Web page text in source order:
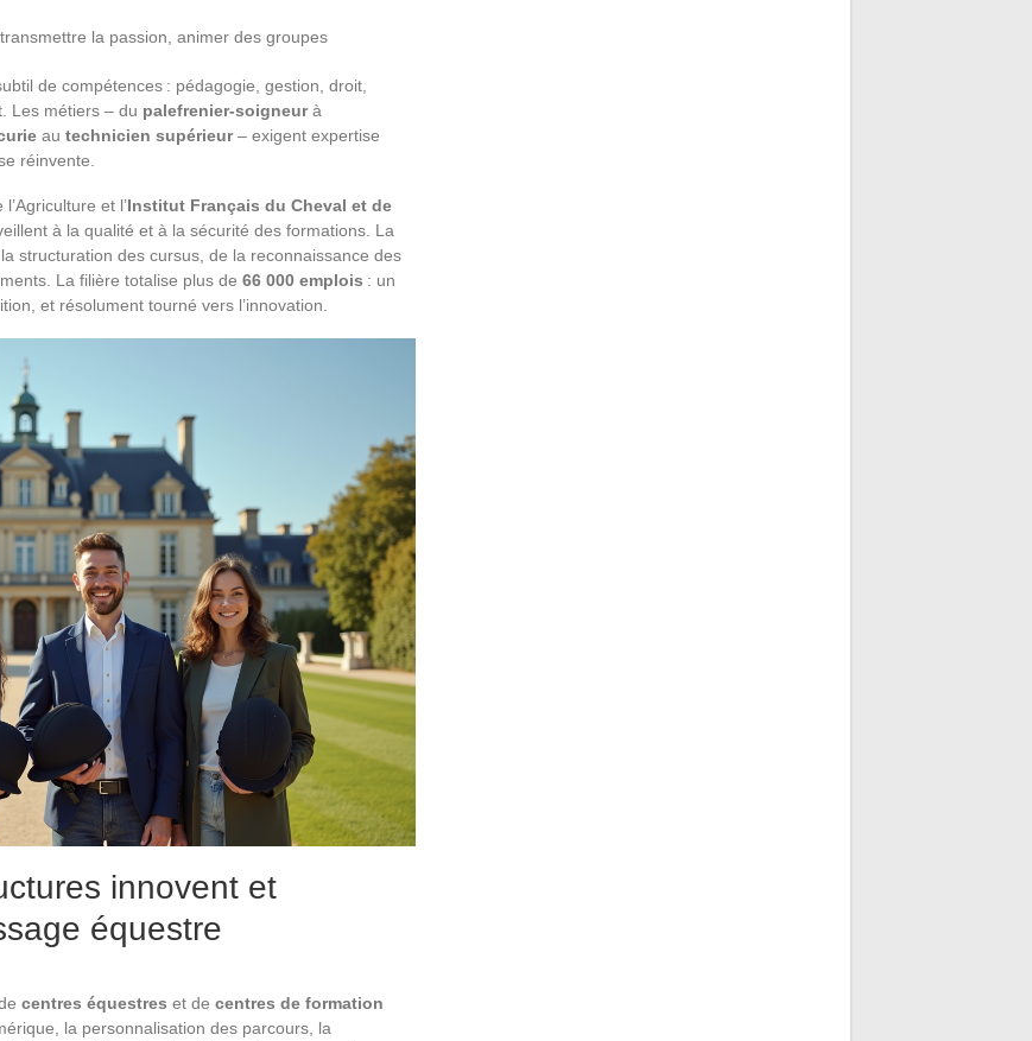
la passion, animer des groupes
de compétences : pédagogie, gestion, droit,
Les métiers – du palefrenier-soigneurà
au technicien supérieur– exigent expertise
réinvente.
et l’Institut Français du Cheval et de
à la qualité et à la sécurité des formations. La
structuration des cursus, de la reconnaissance des
La filière totalise plus de 66 000 emplois : un
et résolument tourné vers l’innovation.
innovent et
équestre
centres équestres et de centres de formation
la personnalisation des parcours, la